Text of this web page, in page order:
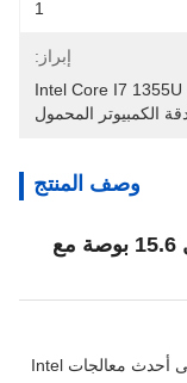
1
إبراز:
وصف المنتج
الشعار المخصص جهاز كمبيوتر محمول 15.6 بوصة مع
يحتوي هذا الكمبيوتر المحمول من 15.6 بوصة على أحدث معالجات Intel